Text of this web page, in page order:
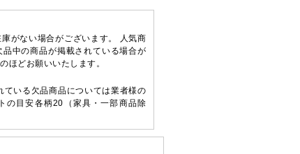
がない場合がございます。 人気商
中の商品が掲載されている場合が
ほどお願いいたします。
ている欠品商品については業者様の
の目安各柄20（家具・一部商品除